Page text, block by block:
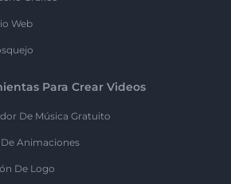
Web
Para Crear Videos
De Música Gratuito
Animaciones
De Logo